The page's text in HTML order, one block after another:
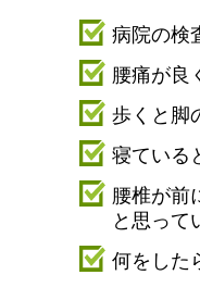
病院の検
腰痛が良
歩くと脚
寝ている
腰椎が前
と思って
何をした